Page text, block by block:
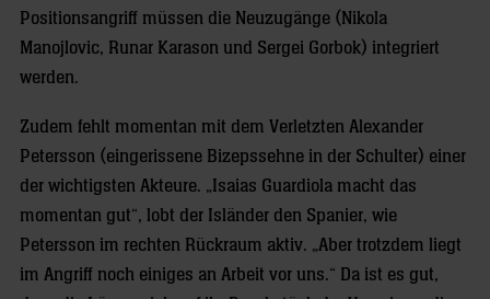
Positionsangriff müssen die Neuzugänge (Nikola
Manojlovic, Runar Karason und Sergei Gorbok) integriert
werden.
Zudem fehlt momentan mit dem Verletzten Alexander
Petersson (eingerissene Bizepssehne in der Schulter) einer
der wichtigsten Akteure. „Isaias Guardiola macht das
momentan gut“, lobt der Isländer den Spanier, wie
Petersson im rechten Rückraum aktiv. „Aber trotzdem liegt
im Angriff noch einiges an Arbeit vor uns.“ Da ist es gut,